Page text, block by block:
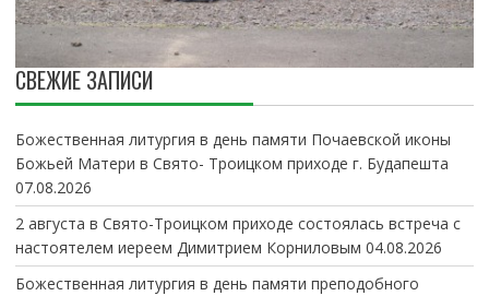
СВЕЖИЕ ЗАПИСИ
Божественная литургия в день памяти Почаевской иконы
Божьей Матери в Свято- Троицком приходе г. Будапешта
07.08.2026
2 августа в Свято-Троицком приходе состоялась встреча с
настоятелем иереем Димитрием Корниловым 04.08.2026
Божественная литургия в день памяти преподобного